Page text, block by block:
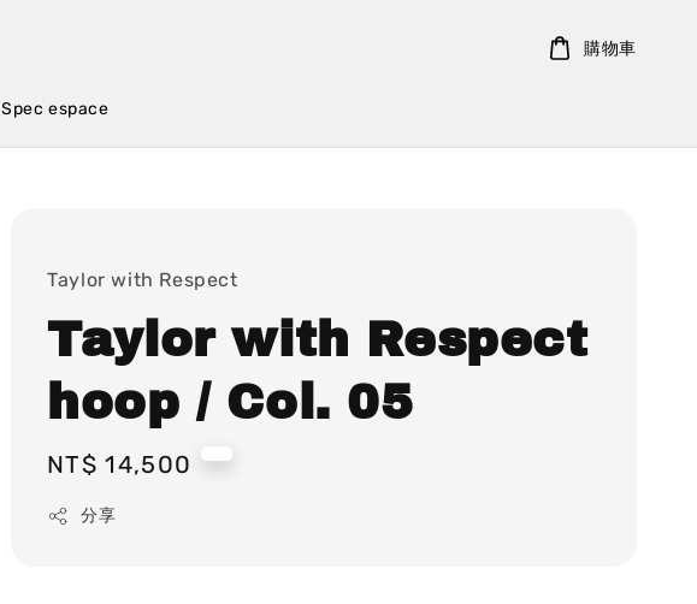
Spec espace
購物車
Taylor with Respect
Taylor with Respect
hoop / Col. 05
Regular
price
NT$ 14,500
分享